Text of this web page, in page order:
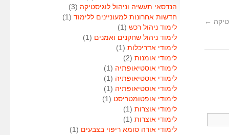
←
הנדסאי תעשיה וניהול לוגיסטיקה (3)
חדשות אחרונות למעוניינים ללימוד (1)
לימוד ניהול רכש (1)
לימוד ניהול שחקנים ואמנים (1)
לימודי אדריכלות (1)
לימודי אומנות (2)
לימודי אוסטיאופתיה (1)
לימודי אוסטיאופתיה (1)
לימודי אוסטיאופתיה (1)
לימודי אופטומטריסט (1)
לימודי אוצרות (1)
לימודי אוצרות (1)
לימודי אורה סומא ריפוי בצבעים (1)